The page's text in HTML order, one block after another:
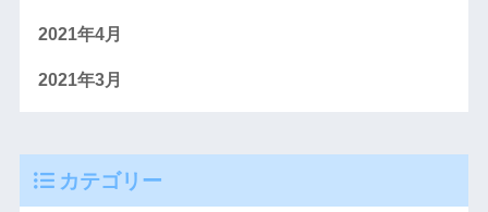
2021年4月
2021年3月
カテゴリー